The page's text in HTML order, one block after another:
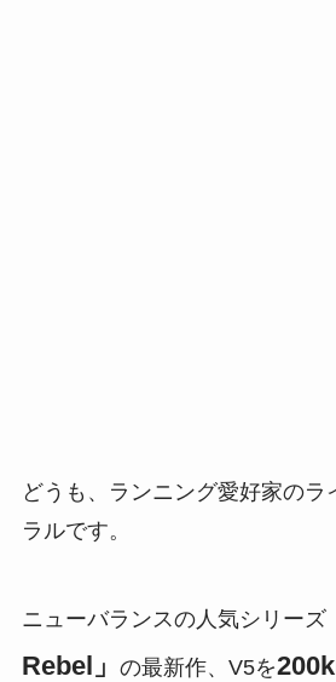
どうも、ランニング愛好家のラ
ラルです。
ニューバランスの人気シリーズ
Rebel」 の最新作、V5を